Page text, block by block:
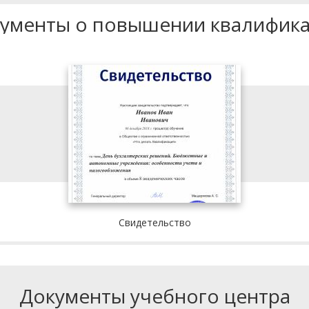
о повышении
Свидетельство
Документы учебного центра